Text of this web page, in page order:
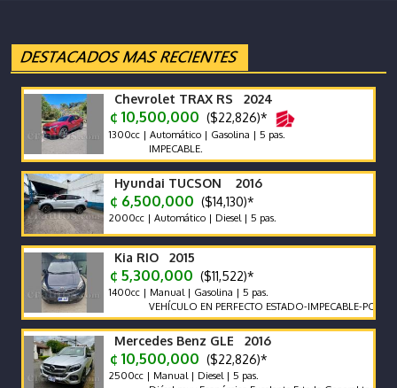
Chevrolet TRAX RS 2024
¢ 10,500,000 ($22,826)*
1300cc | Automático | Gasolina | 5 pas.
IMPECABLE.
Hyundai TUCSON 2016
¢ 6,500,000 ($14,130)*
2000cc | Automático | Diesel | 5 pas.
Kia RIO 2015
¢ 5,300,000 ($11,522)*
1400cc | Manual | Gasolina | 5 pas.
VEHÍCULO EN PERFECTO ESTADO-IMPECABLE-POCO
Mercedes Benz GLE 2016
¢ 10,500,000 ($22,826)*
2500cc | Manual | Diesel | 5 pas.